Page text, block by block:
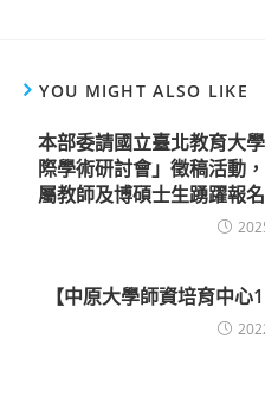
YOU MIGHT ALSO LIKE
本部委請國立臺北教育大
際學術研討會」徵稿活動
屬教師及博碩士生踴躍報
【中原大學師資培育中心